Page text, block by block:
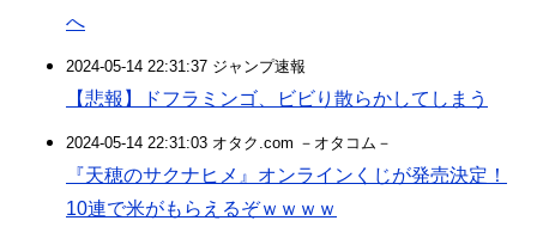
へ
2024-05-14 22:31:37 ジャンプ速報
【悲報】ドフラミンゴ、ビビり散らかしてしまう
2024-05-14 22:31:03 オタク.com －オタコム－
『天穂のサクナヒメ』オンラインくじが発売決定！
10連で米がもらえるぞｗｗｗｗ